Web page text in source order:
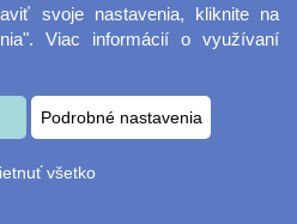
svoje nastavenia, kliknite na
Viac informácií o využívaní
Podrobné nastavenia
všetko